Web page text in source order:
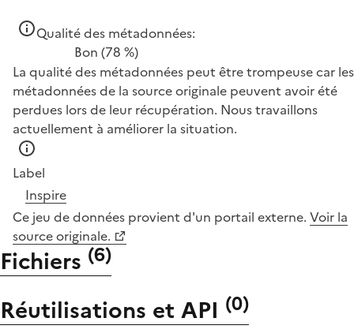
Qualité des métadonnées:
Bon (78 %)
La qualité des métadonnées peut être trompeuse car les
métadonnées de la source originale peuvent avoir été
perdues lors de leur récupération. Nous travaillons
actuellement à améliorer la situation.
Label
Inspire
Ce jeu de données provient d'un portail externe. Voir la
source originale.
Fichiers (6)
Réutilisations et API (0)